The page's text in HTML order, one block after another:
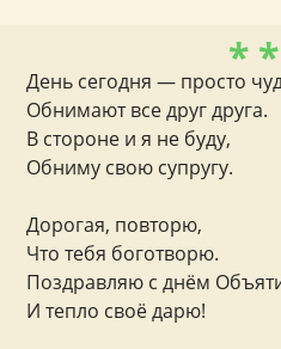
*
День сегодня — просто
Обнимают все друг друга.
В стороне и я не буду,
Обниму свою супругу.
Дорогая, повторю,
Что тебя боготворю.
Поздравляю с днём
И тепло своё дарю!